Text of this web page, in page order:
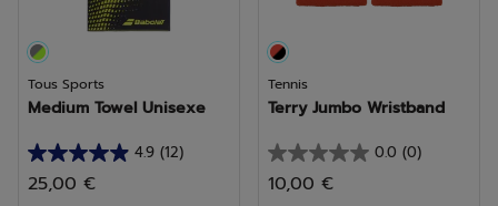
Tous Sports
Medium Towel Unisexe
4.9 (12)
4.9
sur
25,00 €
Tennis
Terry Jumbo Wristband
0.0 (0)
0.0
sur
10,00 €